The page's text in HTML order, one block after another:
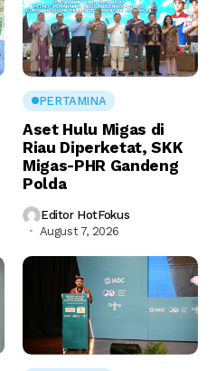
PERTAMINA
Aset Hulu Migas di
Riau Diperketat, SKK
Migas-PHR Gandeng
Polda
Editor HotFokus
August 7, 2026